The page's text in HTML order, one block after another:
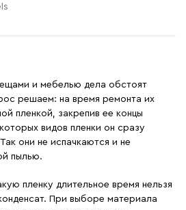
и мебелью дела обстоят
решаем: на время ремонта их
пленкой, закрепив ее концы
видов пленки он сразу
они не испачкаются и не
пылью.
пленку длительное время нельзя
При выборе материала